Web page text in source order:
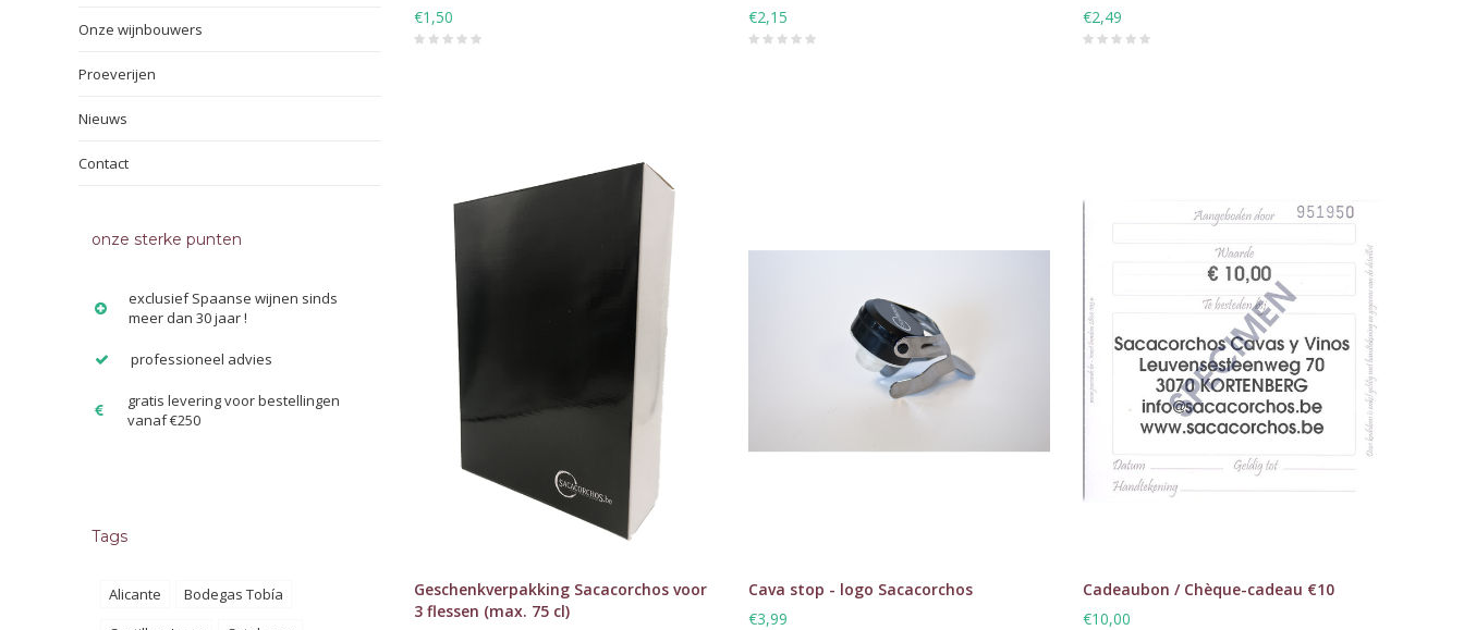
Onze wijnbouwers
Proeverijen
Nieuws
Contact
onze sterke punten
exclusief Spaanse wijnen sinds
meer dan 30 jaar !
professioneel advies
gratis levering voor bestellingen
vanaf €250
Tags
Alicante
Bodegas Tobía
€1,50
€2,15
€2,49
Geschenkverpakking Sacacorchos voor
3 flessen (max. 75 cl)
Cava stop - logo Sacacorchos
€3,99
Cadeaubon / Chèque-cadeau €10
€10,00